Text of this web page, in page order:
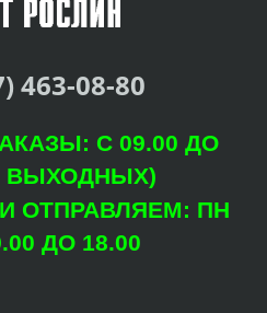
463-08-80
С 09.00 ДО
ВЫХОДНЫХ)
ОТПРАВЛЯЕМ: ПН
ДО 18.00